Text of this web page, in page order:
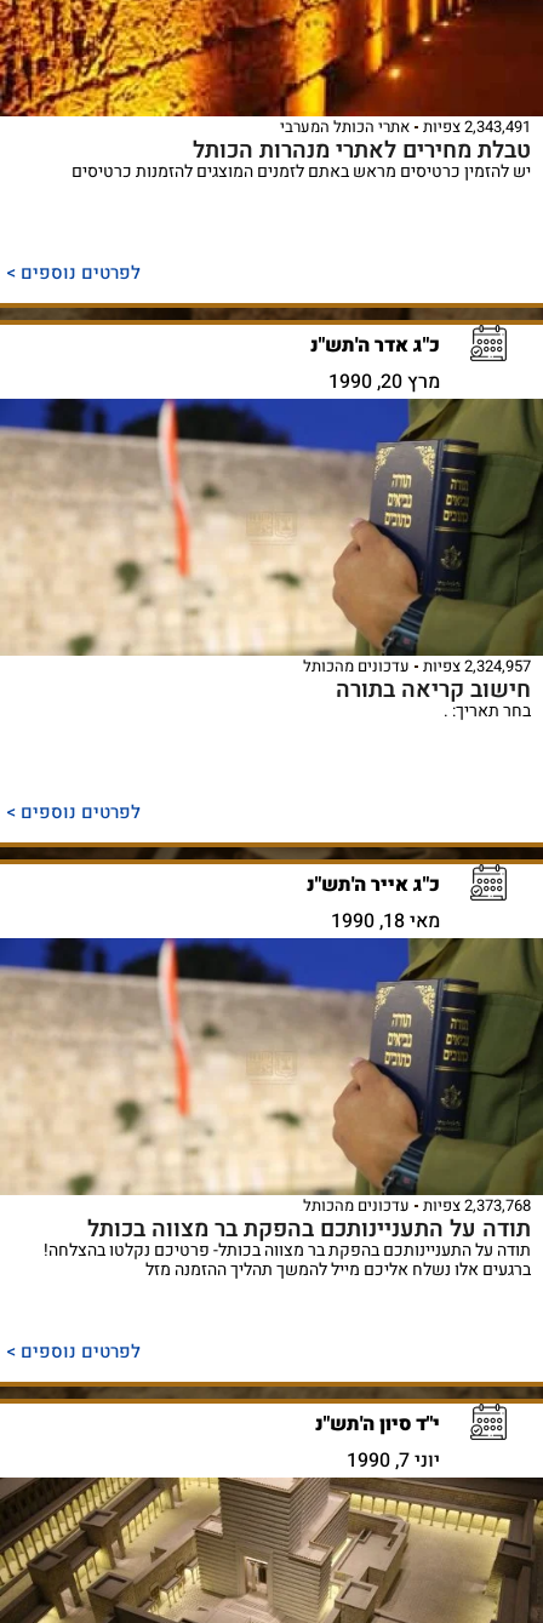
2,343,491 צפיות אתרי הכותל המערבי
טבלת מחירים לאתרי מנהרות הכותל
יש להזמין כרטיסים מראש באתם לזמנים המוצגים להזמנות כרטיסים
לפרטים נוספים >
כ"ג אדר ה'תש"נ
מרץ 20, 1990
2,324,957 צפיות עדכונים מהכותל
חישוב קריאה בתורה
בחר תאריך: .
לפרטים נוספים >
כ"ג אייר ה'תש"נ
מאי 18, 1990
2,373,768 צפיות עדכונים מהכותל
תודה על התעניינותכם בהפקת בר מצווה בכותל
תודה על התעניינותכם בהפקת בר מצווה בכותל- פרטיכם נקלטו בהצלחה!
ברגעים אלו נשלח אליכם מייל להמשך תהליך ההזמנה מזל
לפרטים נוספים >
י"ד סיון ה'תש"נ
יוני 7, 1990